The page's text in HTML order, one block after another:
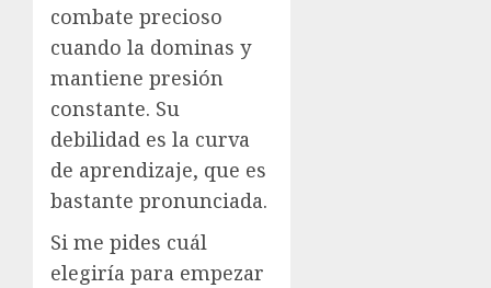
combate precioso
cuando la dominas y
mantiene presión
constante. Su
debilidad es la curva
de aprendizaje, que es
bastante pronunciada.
Si me pides cuál
elegiría para empezar